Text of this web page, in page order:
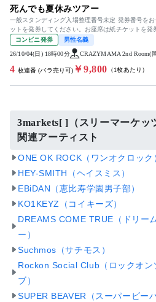
死んでも夏休みツアー
一般スタンディング入場整理番号未定 発券番号を
ットを発券してください。お座席は紙チケットを
討宜しくお願い致します。
コンビニ発券 男性名義
26/10/04(日) 18時00分 CRAZYMAMA 2nd Room(
4 枚連番 (バラ売り可) ￥9,800 （1枚あたり）
3markets[ ]（スリーマーケッ
関連アーティスト
ONE OK ROCK（ワンオクロック
HEY-SMITH（ヘイスミス）
EBiDAN（恵比寿学園男子部）
KO1KEYZ（コイキーズ）
DREAMS COME TRUE（ドリー
ー）
Suchmos（サチモス）
Rockon Social Club（ロックオン
ブ）
SUPER BEAVER（スーパービーバ